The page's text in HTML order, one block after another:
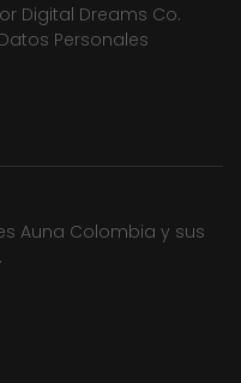
Digital Dreams Co.
Personales
Auna Colombia y sus